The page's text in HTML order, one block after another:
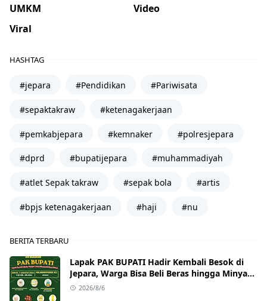
UMKM
Video
Viral
HASHTAG
#jepara #Pendidikan #Pariwisata
#sepaktakraw #ketenagakerjaan
#pemkabjepara #kemnaker #polresjepara
#dprd #bupatijepara #muhammadiyah
#atlet Sepak takraw #sepak bola #artis
#bpjs ketenagakerjaan #haji #nu
BERITA TERBARU
Lapak PAK BUPATI Hadir Kembali Besok di
Jepara, Warga Bisa Beli Beras hingga Minyak
Goreng dengan Harga Terjangkau
2026/8/6